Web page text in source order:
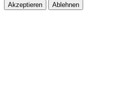
Akzeptieren Ablehnen